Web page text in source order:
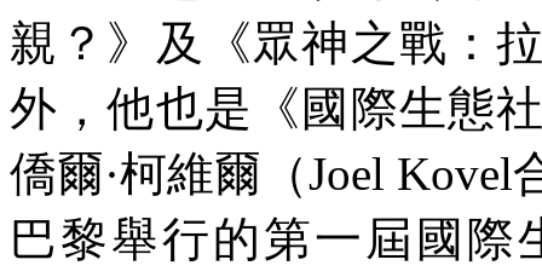
親？》及《眾神之戰：
外，他也是《國際生態
僑爾·柯維爾（Joel Kovel
巴黎舉行的第一屆國際